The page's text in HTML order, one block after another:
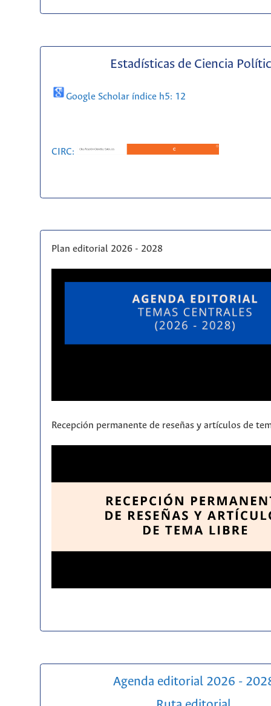
Estadísticas de Ciencia
Google Scholar índice h5: 12
CIRC:
Plan editorial 2026 - 2028
Recepción permanente de reseñas y artículos de
Agenda editorial 2026 -